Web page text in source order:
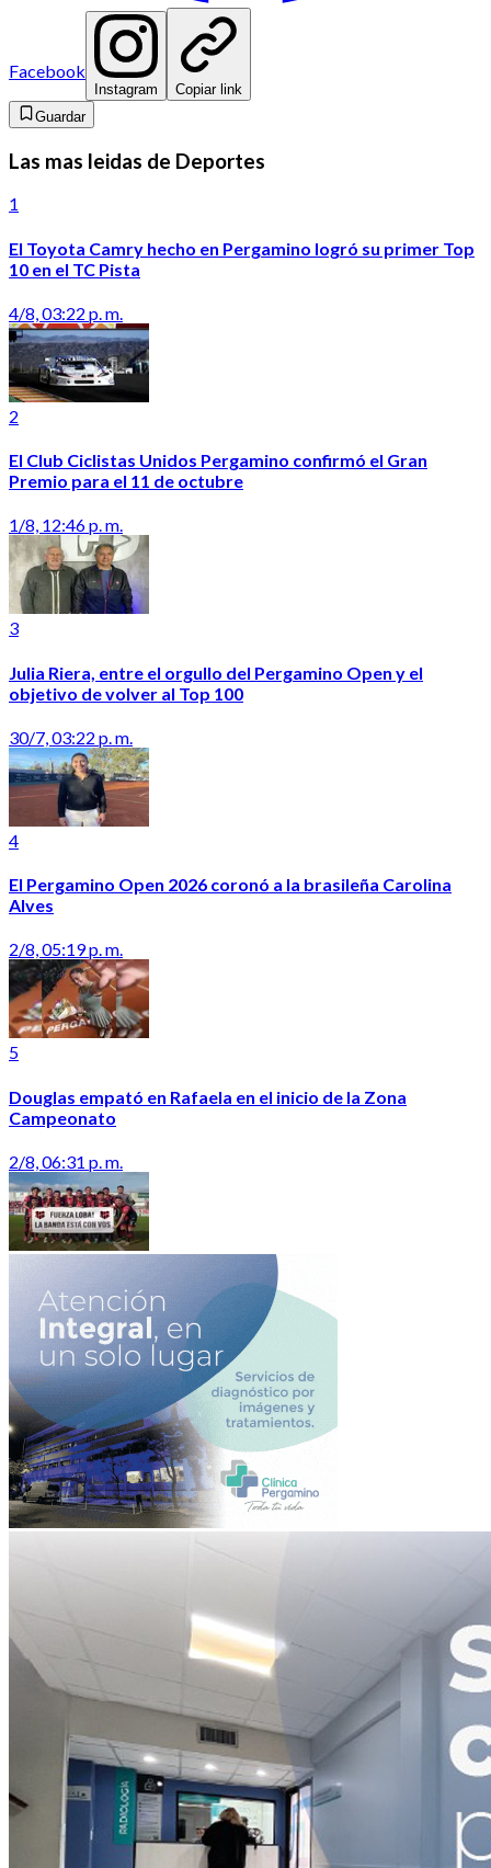
Facebook
Instagram
Copiar link
Guardar
Las mas leidas de Deportes
1
El Toyota Camry hecho en Pergamino logró su primer Top
10 en el TC Pista
4/8, 03:22 p. m.
2
El Club Ciclistas Unidos Pergamino confirmó el Gran
Premio para el 11 de octubre
1/8, 12:46 p. m.
3
Julia Riera, entre el orgullo del Pergamino Open y el
objetivo de volver al Top 100
30/7, 03:22 p. m.
4
El Pergamino Open 2026 coronó a la brasileña Carolina
Alves
2/8, 05:19 p. m.
5
Douglas empató en Rafaela en el inicio de la Zona
Campeonato
2/8, 06:31 p. m.